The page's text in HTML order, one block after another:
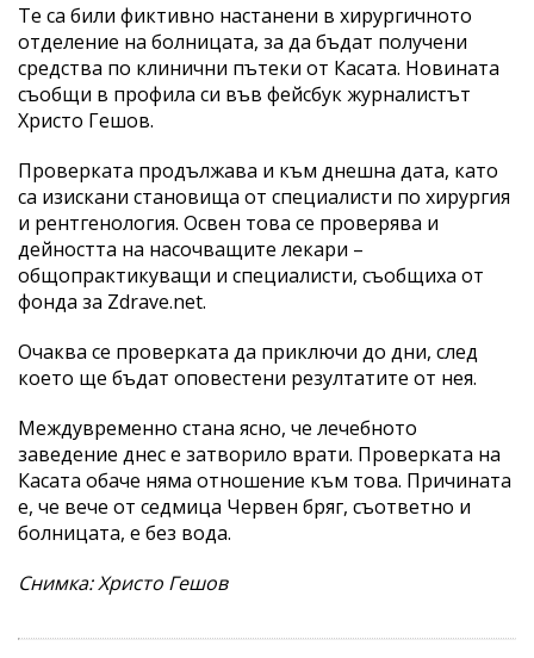
Те са били фиктивно настанени в хирургичното
отделение на болницата, за да бъдат получени
средства по клинични пътеки от Касата. Новината
съобщи в профила си във фейсбук журналистът
Христо Гешов.
Проверката продължава и към днешна дата, като
са изискани становища от специалисти по хирургия
и рентгенология. Освен това се проверява и
дейността на насочващите лекари –
общопрактикуващи и специалисти, съобщиха от
фонда за Zdrave.net.
Очаква се проверката да приключи до дни, след
което ще бъдат оповестени резултатите от нея.
Междувременно стана ясно, че лечебното
заведение днес е затворило врати. Проверката на
Касата обаче няма отношение към това. Причината
е, че вече от седмица Червен бряг, съответно и
болницата, е без вода.
Снимка: Христо Гешов